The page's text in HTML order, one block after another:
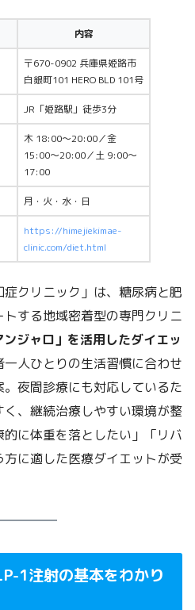
内容
〒670-0902 兵庫県姫路市
白銀町101 HERO BLD 101号
JR「姫路駅」徒歩3分
木 18:00〜20:00／金
15:00〜20:00／土 9:00〜
17:00
月・火・水・日
https://himejiekimae-
clinic.com/diet.html
症クリニック」は、糖尿病と肥
する地域密着型の専門クリニ
ジャロ」を活用したダイエッ
人ひとりの生活習慣に合わせ
夜間診療にも対応しているた
、継続治療しやすい環境が整
に体重を落としたい」「リバ
に適した医療ダイエットが受
1注射の基本をわかり